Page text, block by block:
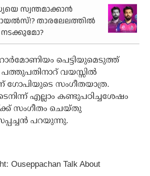
സ്വന്തമാക്കാന്‍
താരലേലത്തില്‍
പെട്ടിയുമെടുത്ത്
വയസ്സിൽ
ഗോപിയുടെ സംഗീതയാത്ര.
എല്ലാം കണ്ടുപഠിച്ചശേഷം
സംഗീതം ചെയ്തു
പറയുന്നു.
Ouseppachan Talk About